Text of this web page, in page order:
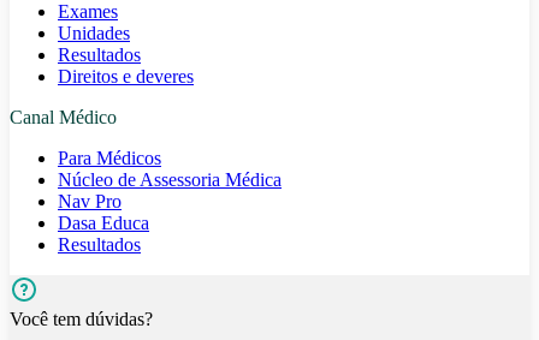
Exames
Unidades
Resultados
Direitos e deveres
Canal Médico
Para Médicos
Núcleo de Assessoria Médica
Nav Pro
Dasa Educa
Resultados
Você tem dúvidas?